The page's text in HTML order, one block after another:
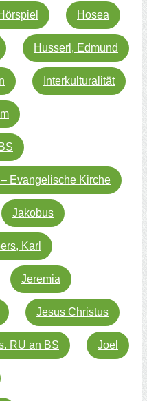
Hosea
Husserl, Edmund
Interkulturalität
Evangelische Kirche
Jakobus
Karl
Jeremia
Jesus Christus
RU an BS Joel